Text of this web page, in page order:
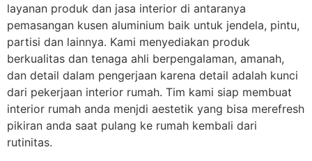
layanan produk dan jasa interior di antaranya
pemasangan kusen aluminium baik untuk jendela, pintu,
partisi dan lainnya. Kami menyediakan produk
berkualitas dan tenaga ahli berpengalaman, amanah,
dan detail dalam pengerjaan karena detail adalah kunci
dari pekerjaan interior rumah. Tim kami siap membuat
interior rumah anda menjdi aestetik yang bisa merefresh
pikiran anda saat pulang ke rumah kembali dari
rutinitas.